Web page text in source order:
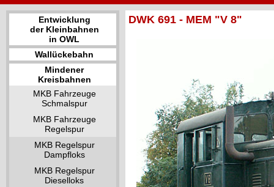
Entwicklung
der Kleinbahnen
in OWL
Wallückebahn
Mindener
Kreisbahnen
MKB Fahrzeuge
Schmalspur
MKB Fahrzeuge
Regelspur
MKB Regelspur
Dampfloks
MKB Regelspur
Dieselloks
DWK 691 - MEM "V 8"